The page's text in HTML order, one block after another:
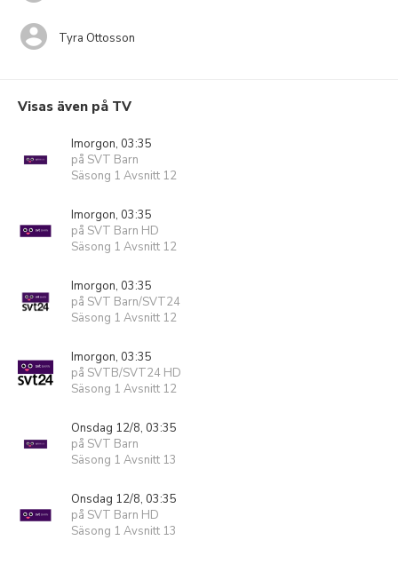
Tyra Ottosson
Visas även på TV
Imorgon, 03:35
på SVT Barn
Säsong 1 Avsnitt 12
Imorgon, 03:35
på SVT Barn HD
Säsong 1 Avsnitt 12
Imorgon, 03:35
på SVT Barn/SVT24
Säsong 1 Avsnitt 12
Imorgon, 03:35
på SVTB/SVT24 HD
Säsong 1 Avsnitt 12
Onsdag 12/8, 03:35
på SVT Barn
Säsong 1 Avsnitt 13
Onsdag 12/8, 03:35
på SVT Barn HD
Säsong 1 Avsnitt 13